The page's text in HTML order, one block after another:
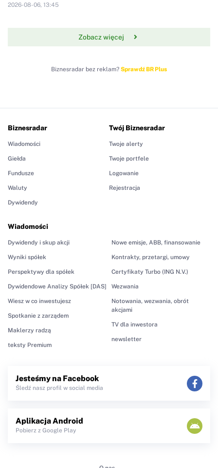
2026-08-06, 13:45
Zobacz więcej
Biznesradar bez reklam? Sprawdź BR Plus
Biznesradar
Wiadomości
Giełda
Fundusze
Waluty
Dywidendy
Wiadomości
Dywidendy i skup akcji
Wyniki spółek
Perspektywy dla spółek
Dywidendowe Analizy Spółek [DAS]
Wiesz w co inwestujesz
Spotkanie z zarządem
Maklerzy radzą
teksty Premium
Nowe emisje, ABB, finansowanie
Kontrakty, przetargi, umowy
Certyfikaty Turbo (ING N.V.)
Wezwania
Notowania, wezwania, obrót
akcjami
TV dla inwestora
newsletter
Twój Biznesradar
Twoje alerty
Twoje portfele
Logowanie
Rejestracja
Jesteśmy na Facebook
Śledź nasz profil w social media
Aplikacja Android
Pobierz z Google Play